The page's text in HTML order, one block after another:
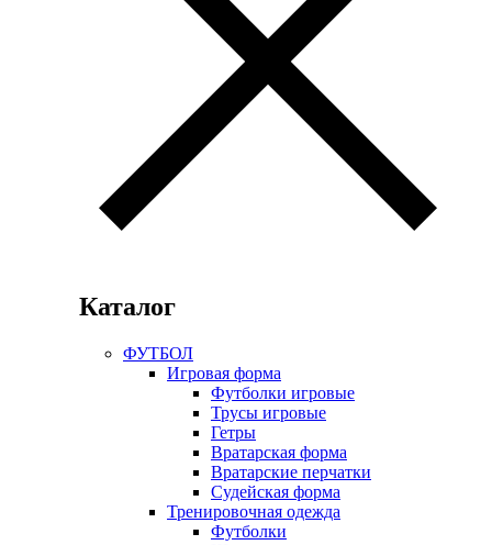
Каталог
ФУТБОЛ
Игровая форма
Футболки игровые
Трусы игровые
Гетры
Вратарская форма
Вратарские перчатки
Судейская форма
Тренировочная одежда
Футболки